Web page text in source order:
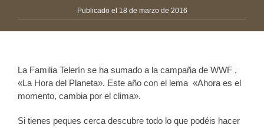
Publicado el 18 de marzo de 2016
La Familia Telerín se ha sumado a la campaña de WWF ,
«La Hora del Planeta». Este año con el lema «Ahora es el
momento, cambia por el clima».
Si tienes peques cerca descubre todo lo que podéis hacer